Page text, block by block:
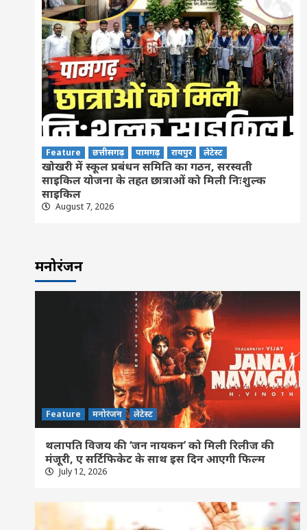
Feature छत्तीसगढ़ पामगढ़ रायपुर लेटेस्ट
खोखरी में स्कूल प्रबंधन समिति का गठन, सरस्वती
साइकिल योजना के तहत छात्राओं को मिली निःशुल्क
साइकिल
August 7, 2026
मनोरंजन
Feature मनोरंजन लेटेस्ट
थलापति विजय की ‘जन नायकन’ को मिली रिलीज की
मंजूरी, ए सर्टिफिकेट के साथ इस दिन आएगी फिल्म
July 12, 2026